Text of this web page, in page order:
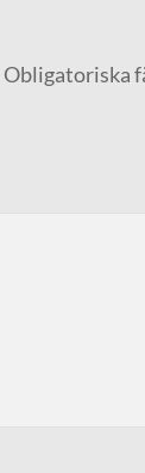
Obligatoriska